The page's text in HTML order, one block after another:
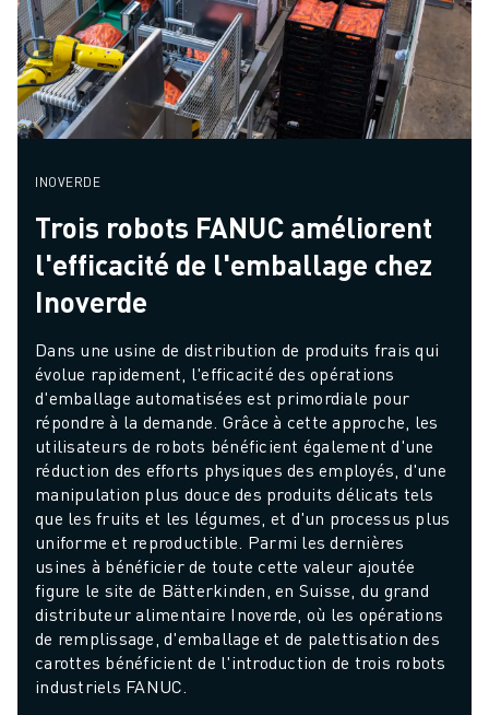
INOVERDE
Trois robots FANUC améliorent
l'efficacité de l'emballage chez
Inoverde
Dans une usine de distribution de produits frais qui
évolue rapidement, l'efficacité des opérations
d'emballage automatisées est primordiale pour
répondre à la demande. Grâce à cette approche, les
utilisateurs de robots bénéficient également d'une
réduction des efforts physiques des employés, d'une
manipulation plus douce des produits délicats tels
que les fruits et les légumes, et d'un processus plus
uniforme et reproductible. Parmi les dernières
usines à bénéficier de toute cette valeur ajoutée
figure le site de Bätterkinden, en Suisse, du grand
distributeur alimentaire Inoverde, où les opérations
de remplissage, d'emballage et de palettisation des
carottes bénéficient de l'introduction de trois robots
industriels FANUC.